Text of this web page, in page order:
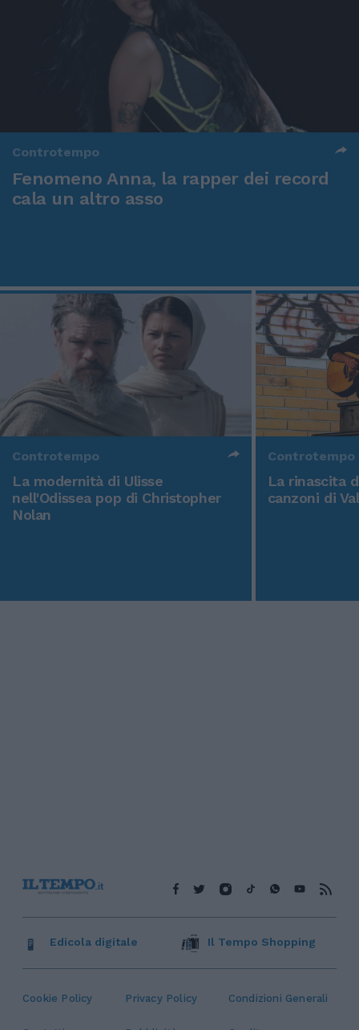
Controtempo
Fenomeno Anna, la rapper dei record
cala un altro asso
Controtempo
La modernità di Ulisse
nell'Odissea pop di Christopher
Nolan
Controtempo
La rinascita
canzoni di
Cookie Policy Privacy Policy Condizioni Generali
Edicola digitale Il Tempo Shopping